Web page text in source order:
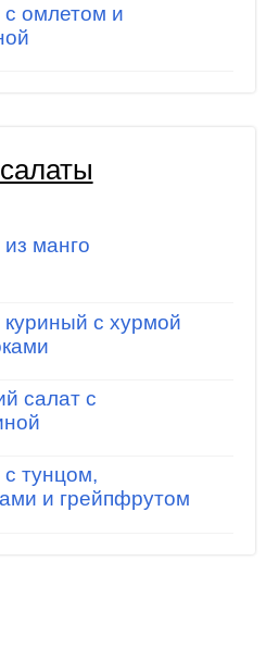
омлетом и
манго
с хурмой
салат с
тунцом,
и грейпфрутом